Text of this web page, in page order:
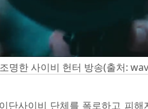
명한 사이비 헌터 방송(출처:
단사이비 단체를 폭로하고 피